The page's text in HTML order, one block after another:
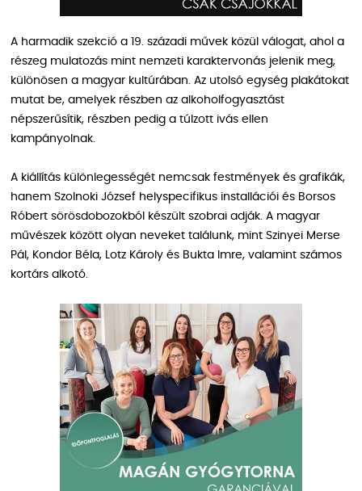
A harmadik szekció a 19. századi művek közül válogat, ahol a
részeg mulatozás mint nemzeti karaktervonás jelenik meg,
különösen a magyar kultúrában. Az utolsó egység plakátokat
mutat be, amelyek részben az alkoholfogyasztást
népszerűsítik, részben pedig a túlzott ivás ellen
kampányolnak.
A kiállítás különlegességét nemcsak festmények és grafikák,
hanem Szolnoki József helyspecifikus installációi és Borsos
Róbert sörösdobozokból készült szobrai adják. A magyar
művészek között olyan neveket találunk, mint Szinyei Merse
Pál, Kondor Béla, Lotz Károly és Bukta Imre, valamint számos
kortárs alkotó.